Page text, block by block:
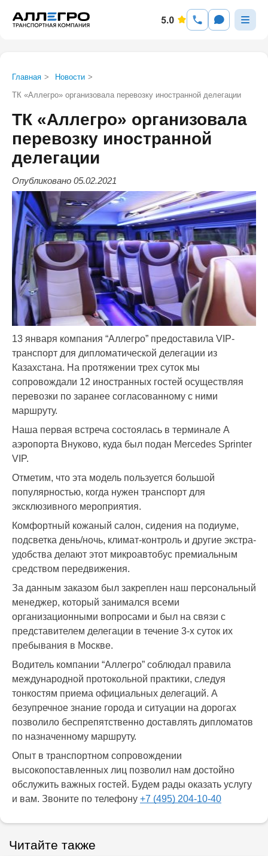
Главная > Новости >
ТК «Аллегро» организовала перевозку иностранной делегации
ТК «Аллегро» организовала
перевозку иностранной
делегации
Опубликовано 05.02.2021
13 января компания “Аллегро” предоставила VIP-
транспорт для дипломатической делегации из
Казахстана. На протяжении трех суток мы
сопровождали 12 иностранных гостей осуществляя
перевозки по заранее согласованному с ними
маршруту.
Наша первая встреча состоялась в терминале А
аэропорта Внуково, куда был подан Mercedes Sprinter
VIP.
Отметим, что эта модель пользуется большой
популярностью, когда нужен транспорт для
эксклюзивного мероприятия.
Комфортный кожаный салон, сидения на подиуме,
подсветка день/ночь, климат-контроль и другие экстра-
удобства делают этот микроавтобус премиальным
средством передвижения.
За данным заказом был закреплен наш персональный
менеджер, который занимался всеми
организационными вопросами и был на связи с
представителем делегации в течение 3-х суток их
пребывания в Москве.
Водитель компании “Аллегро” соблюдал правила
международной протокольной практики, следуя
тонкостям приема официальных делегаций. А
безупречное знание города и ситуации на дорогах
позволило беспрепятственно доставлять дипломатов
по назначенному маршруту.
Опыт в транспортном сопровождении
высокопоставленных лиц позволил нам достойно
обслужить важных гостей. Будем рады оказать услугу
и вам. Звоните по телефону +7 (495) 204-10-40
Читайте также